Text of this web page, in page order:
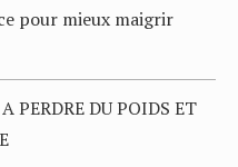
pour mieux maigrir
PERDRE DU POIDS ET